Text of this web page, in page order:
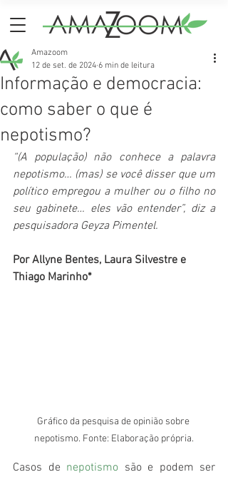
Informação e democracia:
como saber o que é
nepotismo?
Amazoom
12 de set. de 2024 6 min de leitura
“(A população) não conhece a palavra
nepotismo… (mas) se você disser que um
político empregou a mulher ou o filho no
seu gabinete… eles vão entender”, diz a
pesquisadora Geyza Pimentel.
Por Allyne Bentes, Laura Silvestre e
Thiago Marinho*
Gráfico da pesquisa de opinião sobre
nepotismo. Fonte: Elaboração própria.
Casos de nepotismo são e podem ser